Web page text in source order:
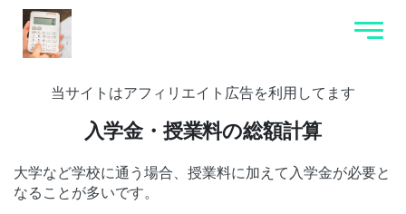
当サイトはアフィリエイト広告を利用してます
入学金・授業料の総額計算
大学など学校に通う場合、授業料に加えて入学金が必要と
なることが多いです。